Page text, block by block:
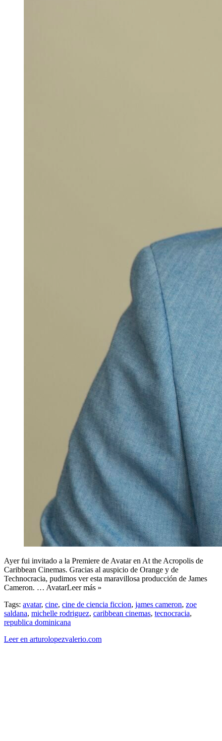
Ayer fui invitado a la Premiere de Avatar en At the Acropolis de
Caribbean Cinemas. Gracias al auspicio de Orange y de
Technocracia, pudimos ver esta maravillosa producción de James
Cameron. … AvatarLeer más »
Tags: avatar, cine, cine de ciencia ficcion, james cameron, zoe
saldana, michelle rodriguez, caribbean cinemas, tecnocracia,
republica dominicana
Leer en arturolopezvalerio.com